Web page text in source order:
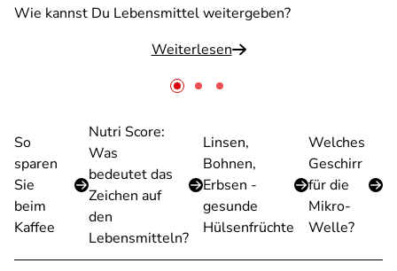
Wie kannst Du Lebensmittel weitergeben?
Weiterlesen
So
sparen
Sie
beim
Kaffee
Nutri Score:
Was
bedeutet das
Zeichen auf
den
Lebensmitteln?
Linsen,
Bohnen,
Erbsen -
gesunde
Hülsenfrüchte
Welches
Geschirr
für die
Mikro-
Welle?